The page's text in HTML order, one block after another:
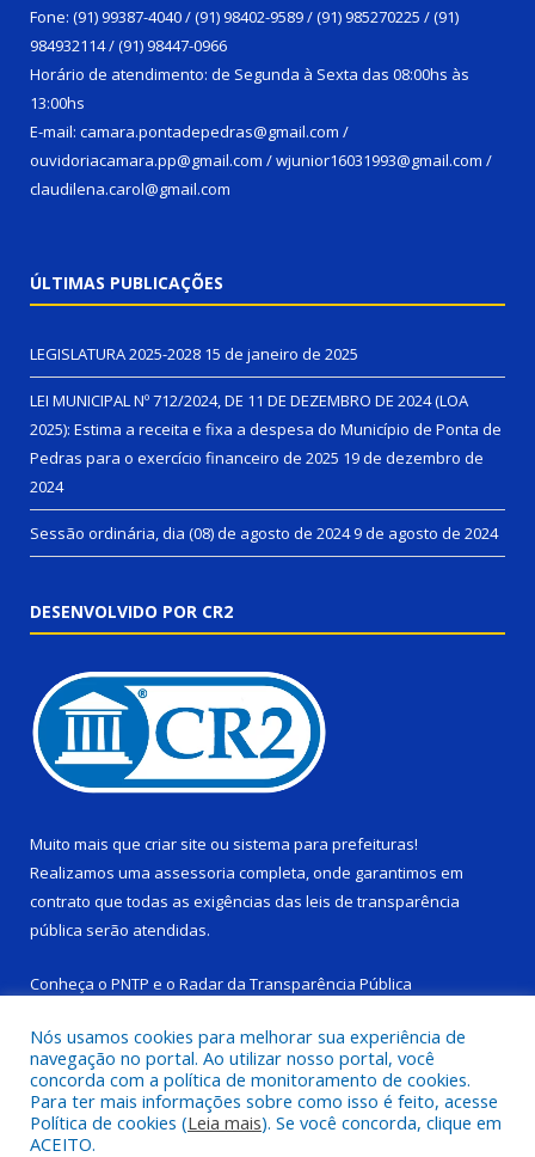
Fone: (91) 99387-4040 / (91) 98402-9589 / (91) 985270225 / (91)
984932114 / (91) 98447-0966
Horário de atendimento: de Segunda à Sexta das 08:00hs às
13:00hs
E-mail: camara.pontadepedras@gmail.com /
ouvidoriacamara.pp@gmail.com / wjunior16031993@gmail.com /
claudilena.carol@gmail.com
ÚLTIMAS PUBLICAÇÕES
LEGISLATURA 2025-2028 15 de janeiro de 2025
LEI MUNICIPAL Nº 712/2024, DE 11 DE DEZEMBRO DE 2024 (LOA
2025): Estima a receita e fixa a despesa do Município de Ponta de
Pedras para o exercício financeiro de 2025 19 de dezembro de
2024
Sessão ordinária, dia (08) de agosto de 20249 de agosto de 2024
DESENVOLVIDO POR CR2
Muito mais que criar site ou sistema para prefeituras!
Realizamos uma assessoria completa, onde garantimos em
contrato que todas as exigências das leis de transparência
pública serão atendidas.
Conheça o PNTP e o Radar da Transparência Pública
Todos os direitos reservados a Câmara Municipal de Ponta de
Pedras.
Nós usamos cookies para melhorar sua experiência de
navegação no portal. Ao utilizar nosso portal, você
concorda com a política de monitoramento de cookies.
Para ter mais informações sobre como isso é feito, acesse
Política de cookies (Leia mais). Se você concorda, clique em
ACEITO.